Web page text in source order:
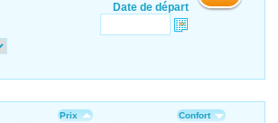
Date de départ
Prix Confort